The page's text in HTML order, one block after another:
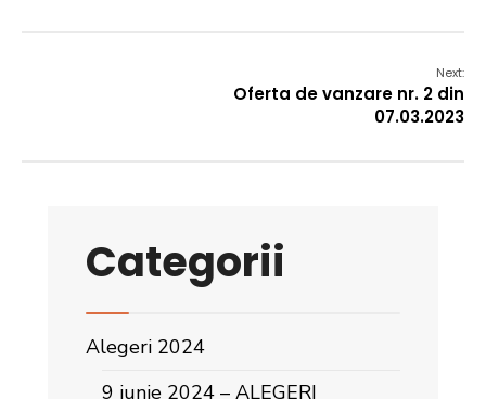
Next:
Oferta de vanzare nr. 2 din
07.03.2023
Categorii
Alegeri 2024
9 iunie 2024 – ALEGERI